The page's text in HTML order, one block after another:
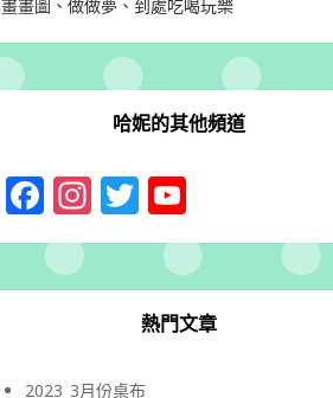
畫畫圖、做做夢、到處吃喝玩樂
哈妮的其他頻道
Facebook
Instagram
Twitter
Channel
熱門文章
2023_3月份桌布